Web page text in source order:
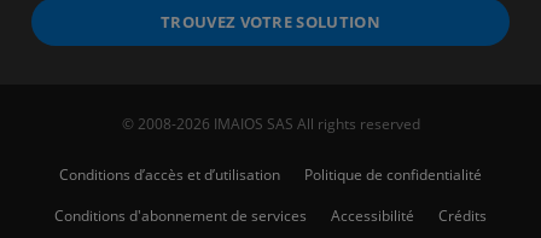
TROUVEZ VOTRE SOLUTION
© 2008-2026 IMAIOS SAS All rights reserved
Conditions d’accès et d’utilisation
Politique de confidentialité
Conditions d'abonnement de services
Accessibilité Crédits